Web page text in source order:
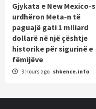
Gjykata e New Mexico-s
urdhëron Meta-n të
paguajë gati 1 miliard
dollarë në një çështje
historike për sigurinë e
fëmijëve
9 hours ago shkence.info